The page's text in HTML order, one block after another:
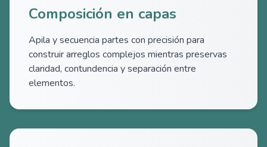
Composición en capas
Apila y secuencia partes con precisión para
construir arreglos complejos mientras preservas
claridad, contundencia y separación entre
elementos.